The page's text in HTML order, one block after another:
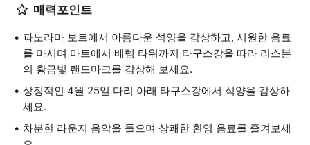
매력포인트
파노라마 보트에서 아름다운 석양을 감상하고, 시원한 음료
를 마시며 마트에서 베렘 타워까지 타구스강을 따라 리스본
의 황금빛 랜드마크를 감상해 보세요.
상징적인 4월 25일 다리 아래 타구스강에서 석양을 감상하
세요.
차분한 라운지 음악을 들으며 상쾌한 환영 음료를 즐겨보세